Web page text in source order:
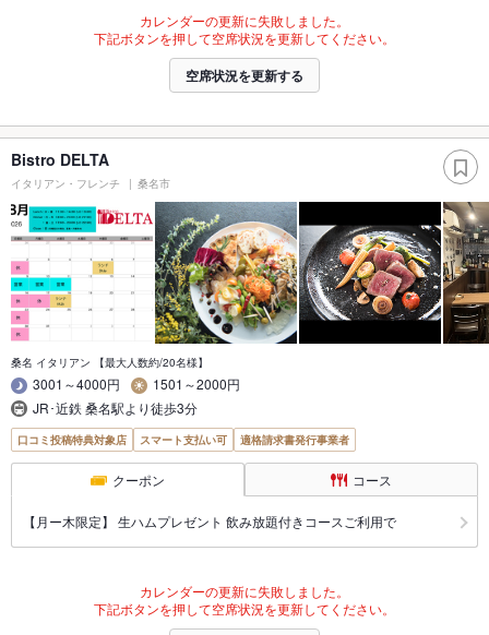
カレンダーの更新に失敗しました。
下記ボタンを押して空席状況を更新してください。
空席状況を更新する
Bistro DELTA
イタリアン・フレンチ 桑名市
桑名 イタリアン 【最大人数約/20名様】
3001～4000円
1501～2000円
JR･近鉄 桑名駅より徒歩3分
口コミ投稿特典対象店 スマート支払い可 適格請求書発行事業者
クーポン コース
【月ー木限定】 生ハムプレゼント 飲み放題付きコースご利用で
カレンダーの更新に失敗しました。
下記ボタンを押して空席状況を更新してください。